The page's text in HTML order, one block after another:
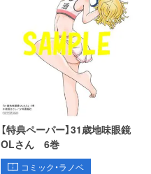
【特典ペーパー】31歳地味眼鏡
OLさん 6巻
コミック・ラノベ